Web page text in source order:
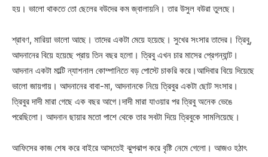
হয়। ভালো থাকতে তো ছেলের বউদের কম জ্বালায়নি। তার উসুল বউরা তুলছে।
শ্রাবণ, মারিয়া ভালো আছে। তাদের একটা মেয়ে হয়েছে। সুখের সংসার তাদের। ত্রিবু,
আদনানের বিয়ে হয়েছে প্রায় তিন বছর হলো। ত্রিবু এখন চার মাসের প্রেগন্যান্ট।
আদনান একটা মাল্টি ন্যাশনাল কোম্পানিতে বড় পোস্টে চাকরি করে।আদিবার বিয়ে দিয়েছে
ভালো জায়গায়। আদনানের বাবা-মা, আদনানকে নিয়ে ত্রিবুর একটা ছোট সংসার।
ত্রিবুর দাদী মারা গেছে এক বছর আগে।দাদী মারা যাওয়ার পর ত্রিবু অনেক ভেঙে
পরেছিলো। আদনান ছায়ার মতো পাশে থেকে তার সবটা দিয়ে ত্রিবুকে সামলিয়েছে।
আফিসের কাজ শেষ করে বাইরে আসতেই ঝুপঝাপ করে বৃষ্টি নেমে গেলো। আজও হঠাৎ